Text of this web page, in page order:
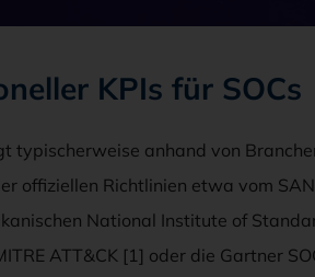
KPIs für SOCs
typischerweise anhand von
offiziellen Richtlinien etwa vom
National Institute of
ATT&CK [1] oder die Gartner